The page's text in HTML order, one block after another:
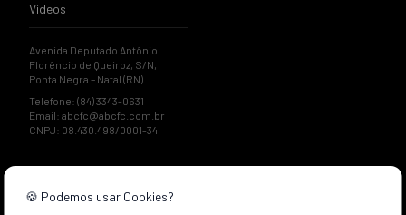
Vídeos
Avenida Deputado Antônio
Florêncio de Queiroz, S/N,
Ponta Negra – Natal (RN)
Telefone: (84) 3343-0631
Email: abcfc@abcfc.com.br
CNPJ: 08.430.498/0001-34
🍪 Podemos usar Cookies?